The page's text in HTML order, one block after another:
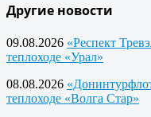
Другие новости
09.08.2026 «Респект
теплоходе «Урал»
08.08.2026
теплоходе «Волга Стар»